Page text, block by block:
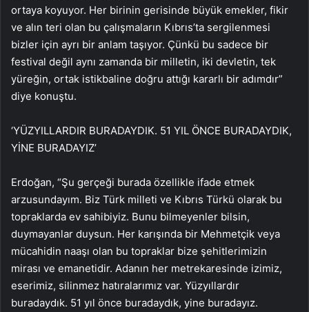
ortaya koyuyor. Her birinin gerisinde büyük emekler, fikir
ve alın teri olan bu çalışmaların Kıbrıs’ta sergilenmesi
bizler için ayrı bir anlam taşıyor. Çünkü bu sadece bir
festival değil aynı zamanda bir milletin, iki devletin, tek
yüreğin, ortak istikbaline doğru attığı kararlı bir adımdır”
diye konuştu.
‘YÜZYILLARDIR BURADAYDIK. 51 YIL ÖNCE BURADAYDIK,
YİNE BURADAYIZ’
Erdoğan, “Şu gerçeği burada özellikle ifade etmek
arzusundayım. Biz Türk milleti ve Kıbrıs Türkü olarak bu
topraklarda ev sahibiyiz. Bunu bilmeyenler bilsin,
duymayanlar duysun. Her karışında bir Mehmetçik veya
mücahidin naaşı olan bu topraklar bize şehitlerimizin
mirası ve emanetidir. Adanın her metrekaresinde izimiz,
eserimiz, silinmez hatıralarımız var. Yüzyıllardır
buradaydık. 51 yıl önce buradaydık, yine buradayız.